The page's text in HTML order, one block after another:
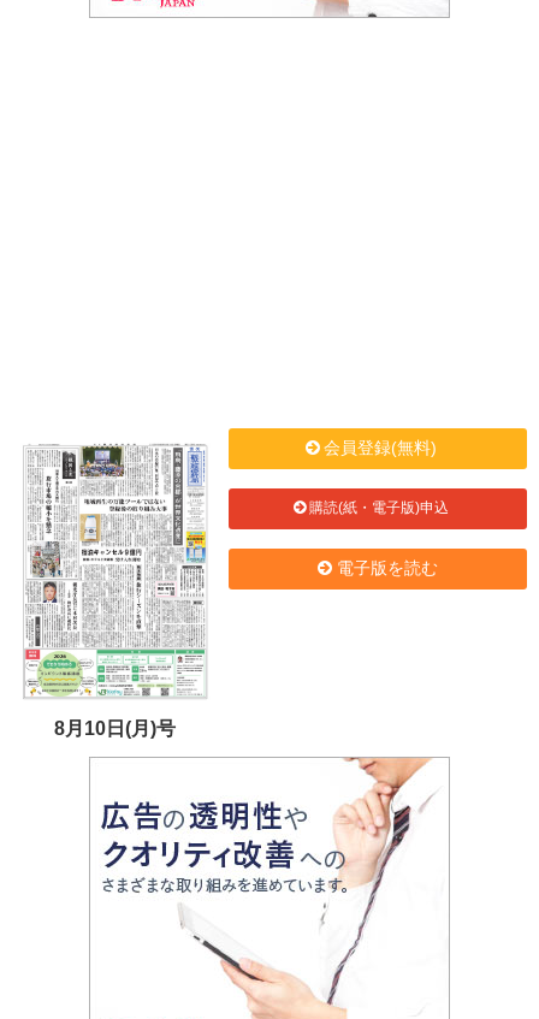
8月10日(月)号
会員登録(無料)
購読(紙・電子版)申込
電子版を読む